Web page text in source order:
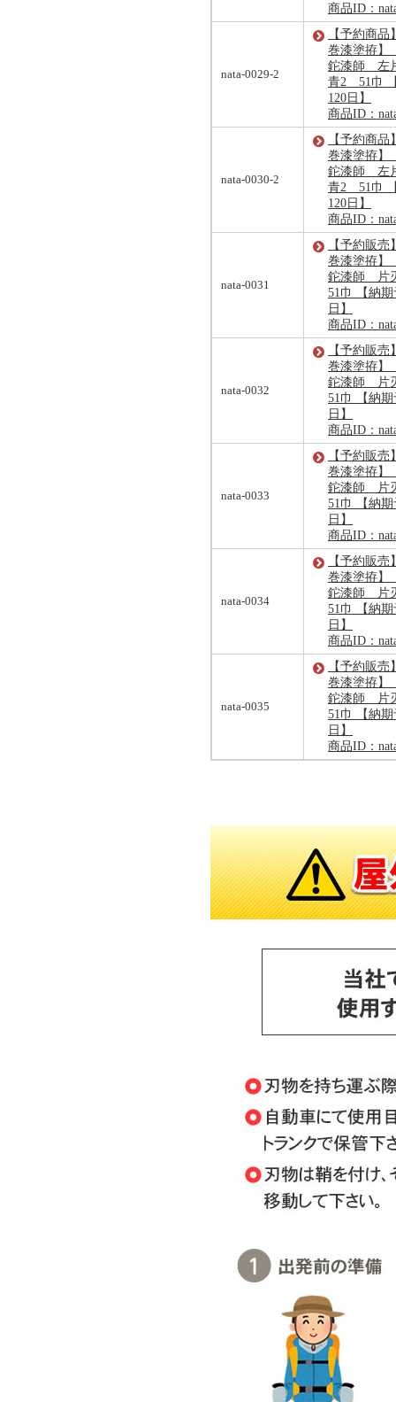
商品ID：
nata-0029-2
【予約商
巻漆塗拵
鉈漆師
青2 51巾
120日】
商品ID：
nata-0030-2
【予約商
巻漆塗拵
鉈漆師
青2 51巾
120日】
商品ID：
nata-0031
【予約販
巻漆塗拵
鉈漆師
51巾 【納期
日】
商品ID：
nata-0032
【予約販
巻漆塗拵
鉈漆師
51巾 【納期
日】
商品ID：
nata-0033
【予約販
巻漆塗拵
鉈漆師
51巾 【納期
日】
商品ID：
nata-0034
【予約販
巻漆塗拵
鉈漆師
51巾 【納期
日】
商品ID：
nata-0035
【予約販
巻漆塗拵
鉈漆師
51巾 【納期
日】
商品ID：